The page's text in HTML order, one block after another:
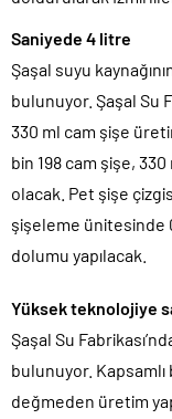
Saniyede 4 litre
Şaşal suyu
bulunuyor. Şaşal Su
330 ml cam şişe
bin 198 cam şişe,
olacak. Pet şişe
şişeleme ünitesinde
dolumu yapılacak.
Yüksek teknolojiye
Şaşal Su
bulunuyor. Kapsamlı
değmeden üretim